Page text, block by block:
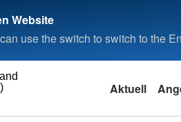
Website
use the switch to switch to the
Aktuell